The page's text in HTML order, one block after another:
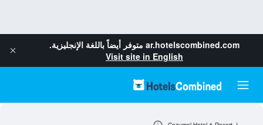
ar.hotelscombined.com متوفر أيضاً باللغة الإنجليزية.
Visit site in English